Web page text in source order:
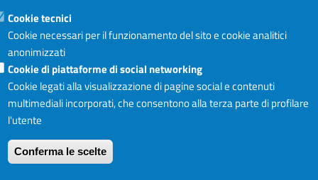
Codice di fatturazione elettronica:
Copyright © CCIAA, 2019
Cookie tecnici
Cookie necessari per il funzionamento del sito e cookie analitici
anonimizzati
Cookie di piattaforme di social networking
Cookie legati alla visualizzazione di pagine social e contenuti
multimediali incorporati, che consentono alla terza parte di profilare
l'utente
Conferma le scelte